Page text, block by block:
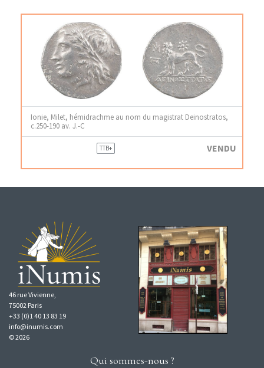
Ionie, Milet, hémidrachme au nom du magistrat Deinostratos,
c.250-190 av. J.-C
TTB+ VENDU
46 rue Vivienne,
75002 Paris
+33 (0)1 40 13 83 19
info@inumis.com
© 2026
Qui sommes-nous ?